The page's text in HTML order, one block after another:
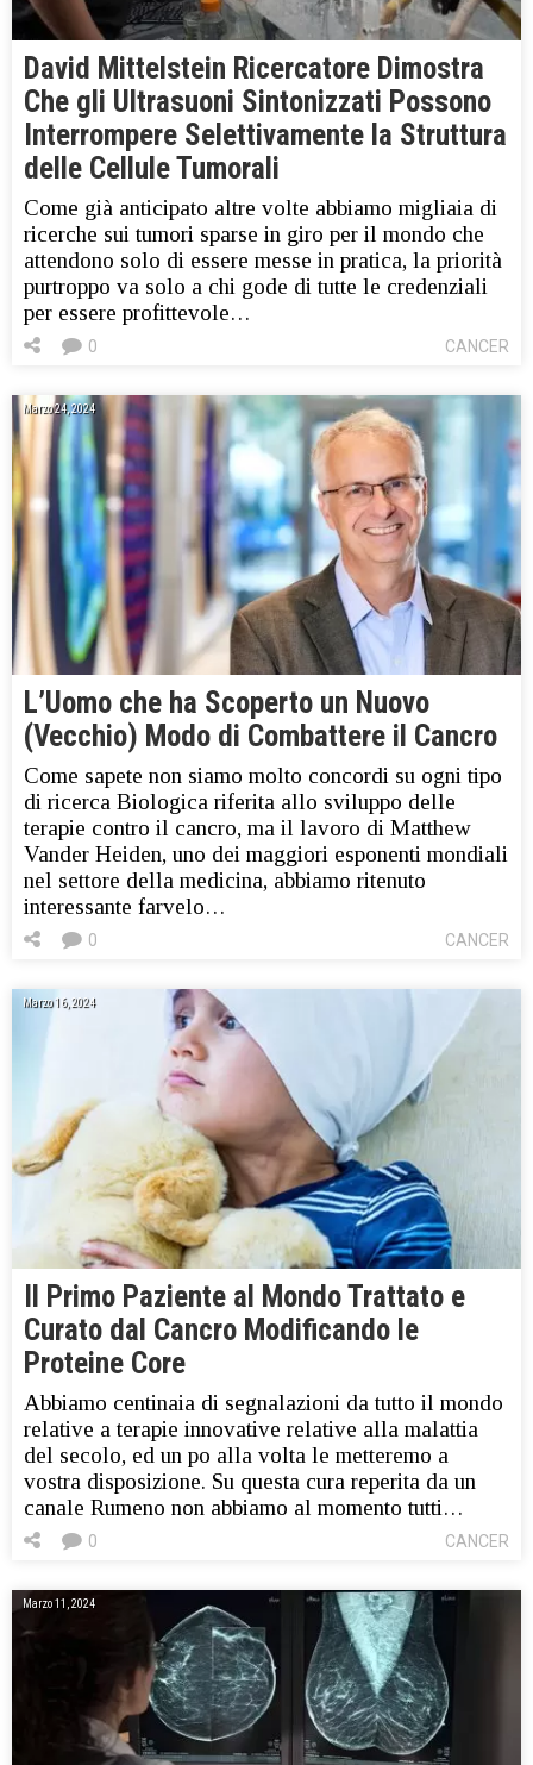
David Mittelstein Ricercatore Dimostra
Che gli Ultrasuoni Sintonizzati Possono
Interrompere Selettivamente la Struttura
delle Cellule Tumorali
Come già anticipato altre volte abbiamo migliaia di
ricerche sui tumori sparse in giro per il mondo che
attendono solo di essere messe in pratica, la priorità
purtroppo va solo a chi gode di tutte le credenziali
per essere profittevole…
CANCER
0
Marzo 24, 2024
L’Uomo che ha Scoperto un Nuovo
(Vecchio) Modo di Combattere il Cancro
Come sapete non siamo molto concordi su ogni tipo
di ricerca Biologica riferita allo sviluppo delle
terapie contro il cancro, ma il lavoro di Matthew
Vander Heiden, uno dei maggiori esponenti mondiali
nel settore della medicina, abbiamo ritenuto
interessante farvelo…
CANCER
0
Marzo 16, 2024
Il Primo Paziente al Mondo Trattato e
Curato dal Cancro Modificando le
Proteine ​​​​Core
Abbiamo centinaia di segnalazioni da tutto il mondo
relative a terapie innovative relative alla malattia
del secolo, ed un po alla volta le metteremo a
vostra disposizione. Su questa cura reperita da un
canale Rumeno non abbiamo al momento tutti…
CANCER
0
Marzo 11, 2024